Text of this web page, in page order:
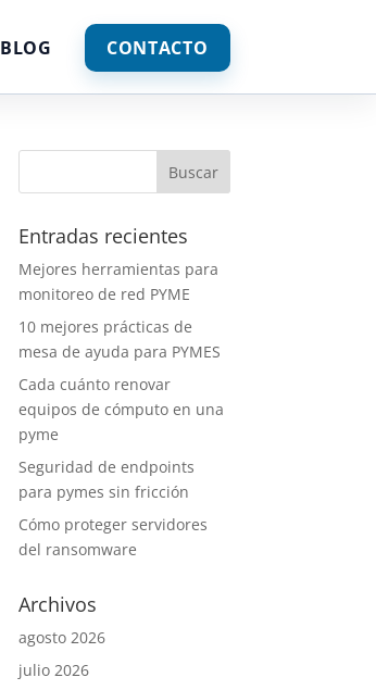
BLOG CONTACTO
Entradas recientes
Mejores herramientas para
monitoreo de red PYME
10 mejores prácticas de
mesa de ayuda para PYMES
Cada cuánto renovar
equipos de cómputo en una
pyme
Seguridad de endpoints
para pymes sin fricción
Cómo proteger servidores
del ransomware
Archivos
agosto 2026
julio 2026